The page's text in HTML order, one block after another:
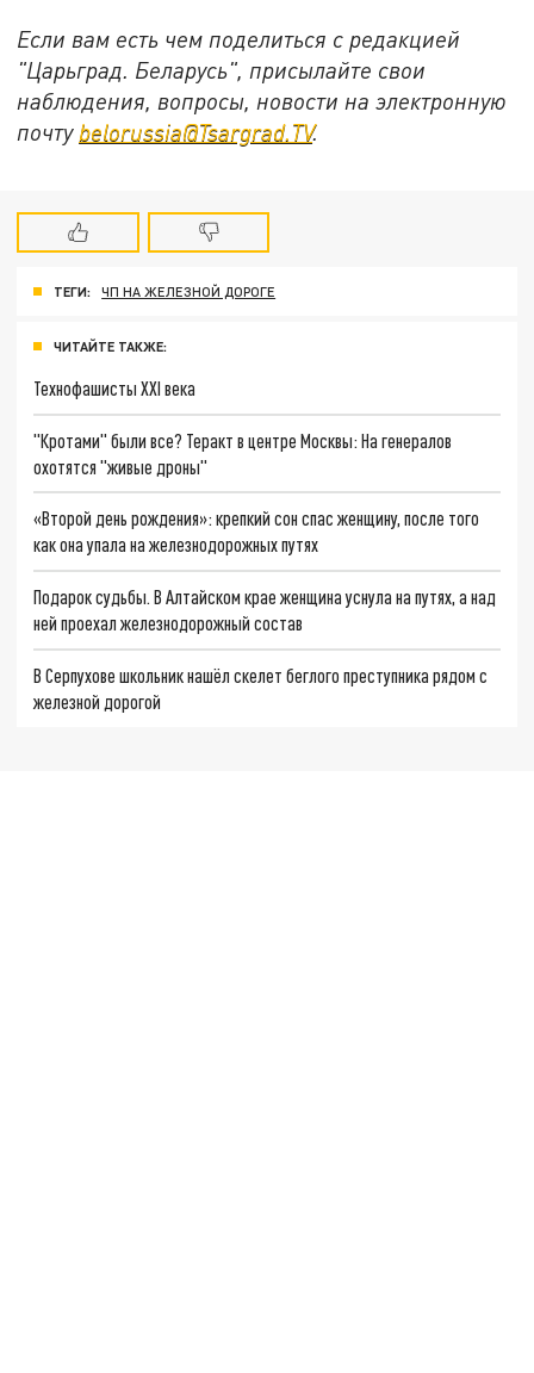
Если вам есть чем поделиться с редакцией
"Царьград. Беларусь", присылайте свои
наблюдения, вопросы, новости на электронную
почту belorussia@Tsargrad.TV.
ТЕГИ: ЧП НА ЖЕЛЕЗНОЙ ДОРОГЕ
ЧИТАЙТЕ ТАКЖЕ:
Технофашисты XXI века
"Кротами" были все? Теракт в центре Москвы: На генералов
охотятся "живые дроны"
«Второй день рождения»: крепкий сон спас женщину, после того
как она упала на железнодорожных путях
Подарок судьбы. В Алтайском крае женщина уснула на путях, а над
ней проехал железнодорожный состав
В Серпухове школьник нашёл скелет беглого преступника рядом с
железной дорогой